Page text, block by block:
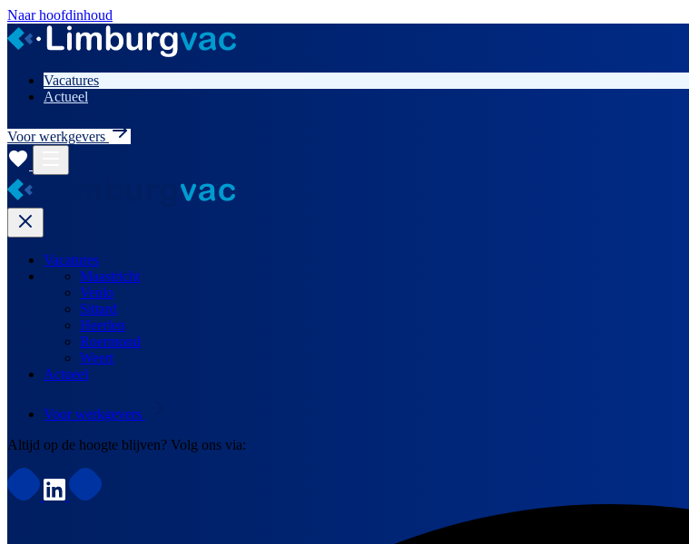
Naar hoofdinhoud
Vacatures
Actueel
Voor werkgevers
Vacatures
Maastricht
Venlo
Sittard
Heerlen
Roermond
Weert
Actueel
Voor werkgevers
Altijd op de hoogte blijven? Volg ons via: